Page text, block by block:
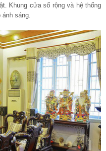
Khung cửa sổ rộng và hệ thống
ánh sáng.